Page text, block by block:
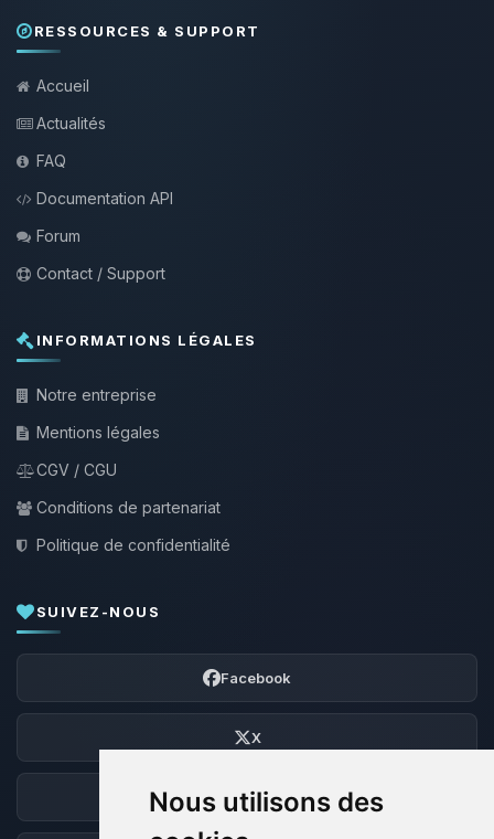
Nous utilisons des
RESSOURCES & SUPPORT
Accueil
Actualités
FAQ
Documentation API
Forum
Contact / Support
INFORMATIONS LÉGALES
Notre entreprise
Mentions légales
CGV / CGU
Conditions de partenariat
Politique de confidentialité
SUIVEZ-NOUS
Facebook
X
Discord